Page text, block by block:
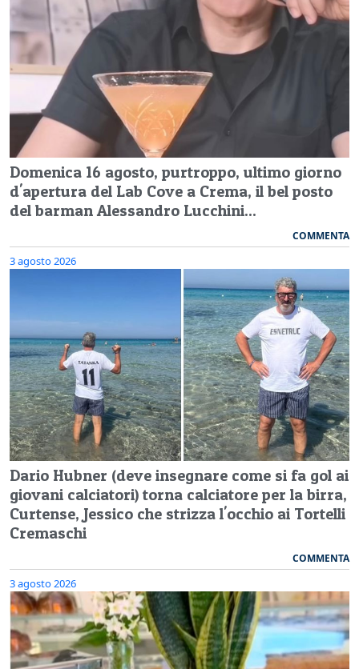
Domenica 16 agosto, purtroppo, ultimo giorno
d'apertura del Lab Cove a Crema, il bel posto
del barman Alessandro Lucchini...
COMMENTA
3 agosto 2026
Dario Hubner (deve insegnare come si fa gol ai
giovani calciatori) torna calciatore per la birra,
Curtense, Jessico che strizza l'occhio ai Tortelli
Cremaschi
COMMENTA
3 agosto 2026